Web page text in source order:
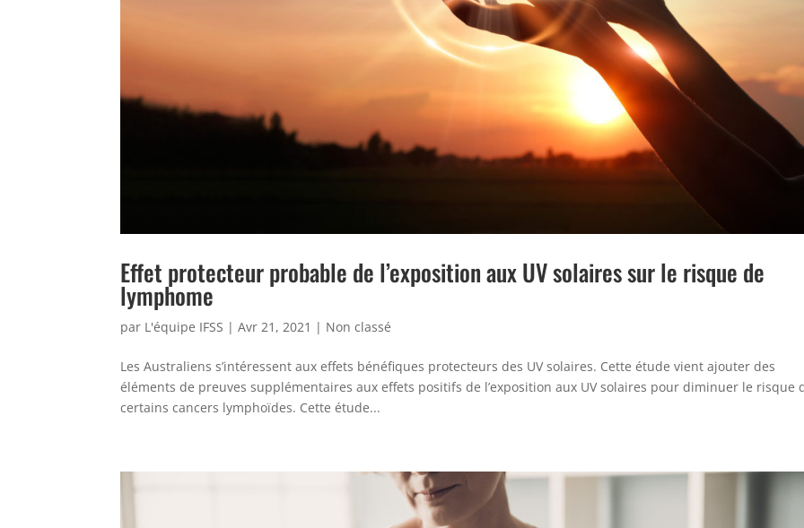
Effet protecteur probable de l’exposition aux UV solaires sur le risque de
lymphome
par L'équipe IFSS |Avr 21, 2021 | Non classé
Les Australiens s’intéressent aux effets bénéfiques protecteurs des UV solaires. Cette étude vient ajouter des
éléments de preuves supplémentaires aux effets positifs de l’exposition aux UV solaires pour diminuer le risque
certains cancers lymphoïdes. Cette étude...